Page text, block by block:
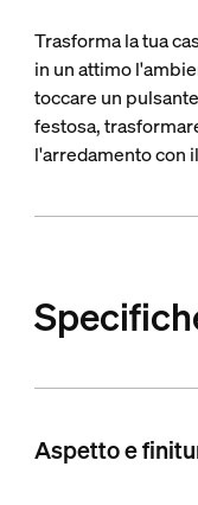
Trasforma la tua
in un attimo
toccare un
festosa,
l'arredamento con
Aspetto e